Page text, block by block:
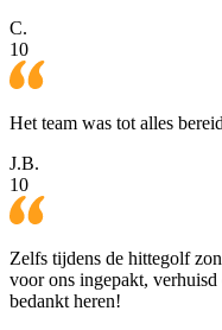
C.
10
Het team was tot alles
J.B.
10
Zelfs tijdens de hittegolf
voor ons ingepakt,
bedankt heren!